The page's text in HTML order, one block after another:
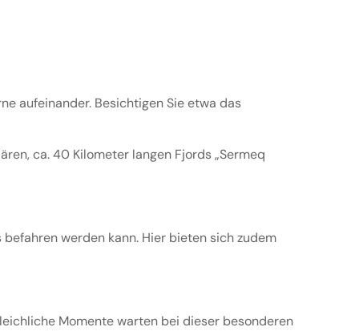
aufeinander. Besichtigen Sie etwa das
ca. 40 Kilometer langen Fjords „Sermeq
werden kann. Hier bieten sich zudem
Momente warten bei dieser besonderen